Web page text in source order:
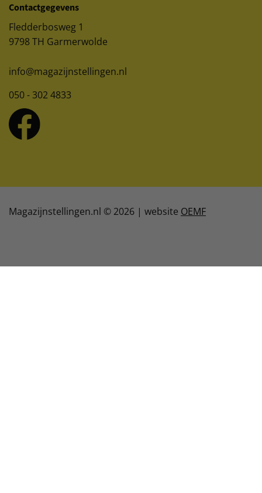
Contactgegevens
Fledderbosweg 1
9798 TH Garmerwolde
info@magazijnstellingen.nl
050 - 302 4833
Magazijnstellingen.nl © 2026 | website OEMF